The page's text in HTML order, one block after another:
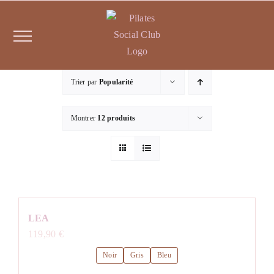
contenu
Trier par Popularité
Montrer 12 produits
LEA
119,90 €
Noir Gris Bleu